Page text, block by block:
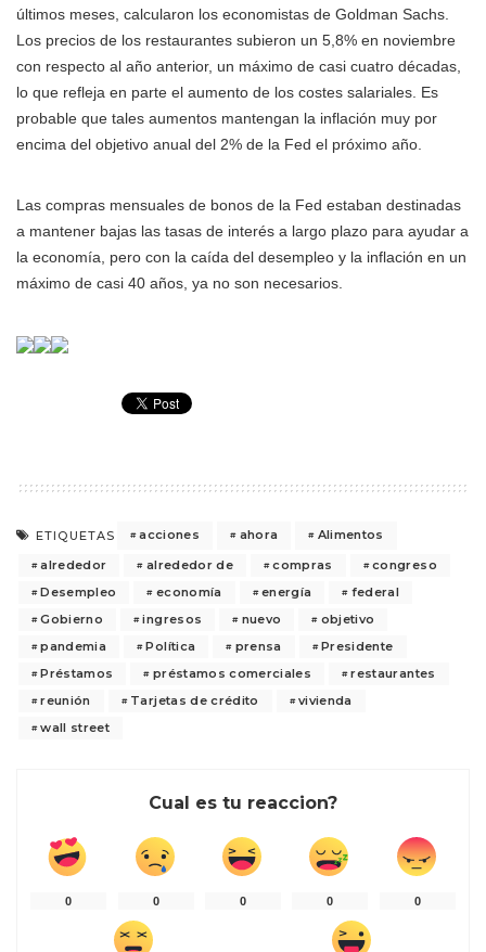
últimos meses, calcularon los economistas de Goldman Sachs.
Los precios de los restaurantes subieron un 5,8% en noviembre
con respecto al año anterior, un máximo de casi cuatro décadas,
lo que refleja en parte el aumento de los costes salariales. Es
probable que tales aumentos mantengan la inflación muy por
encima del objetivo anual del 2% de la Fed el próximo año.
Las compras mensuales de bonos de la Fed estaban destinadas
a mantener bajas las tasas de interés a largo plazo para ayudar a
la economía, pero con la caída del desempleo y la inflación en un
máximo de casi 40 años, ya no son necesarios.
ETIQUETAS acciones ahora
Alimentos
alrededor
alrededor de compras
congreso
Desempleo
economía energía
federal
Gobierno
ingresos nuevo
objetivo
pandemia
Política prensa
Presidente
Préstamos
préstamos comerciales
restaurantes
reunión
Tarjetas de crédito
vivienda
wall street
Cual es tu reaccion?
0 0 0 0 0